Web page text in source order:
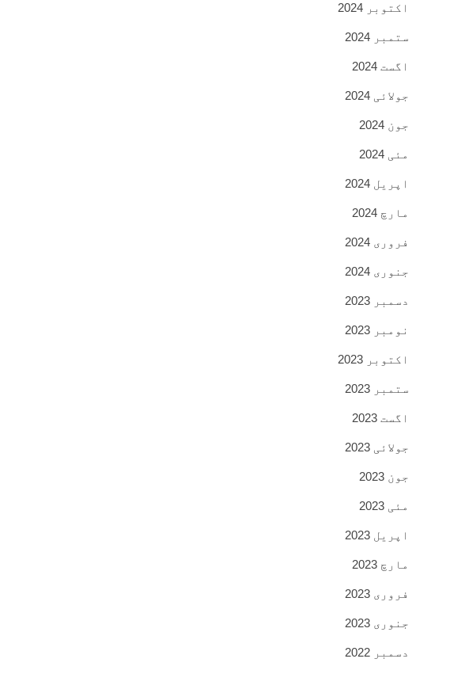
اکتوبر 2024
ستمبر 2024
اگست 2024
جولائی 2024
جون 2024
مئی 2024
اپریل 2024
مارچ 2024
فروری 2024
جنوری 2024
دسمبر 2023
نومبر 2023
اکتوبر 2023
ستمبر 2023
اگست 2023
جولائی 2023
جون 2023
مئی 2023
اپریل 2023
مارچ 2023
فروری 2023
جنوری 2023
دسمبر 2022